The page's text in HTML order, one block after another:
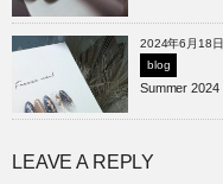
2024年6月18日
blog
Summer 2024
LEAVE A REPLY